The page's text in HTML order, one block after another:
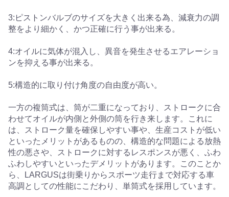
3:ピストンバルブのサイズを大きく出来る為、減衰力の調
整をより細かく、かつ正確に行う事が出来る。
4:オイルに気体が混入し、異音を発生させるエアレーショ
ンを抑える事が出来る。
5:構造的に取り付け角度の自由度が高い。
一方の複筒式は、筒が二重になっており、ストロークに合
わせてオイルが内側と外側の筒を行き来します。これに
は、ストローク量を確保しやすい事や、生産コストが低い
といったメリットがあるものの、構造的な問題による放熱
性の悪さや、ストロークに対するレスポンスが悪く、ふわ
ふわしやすいといったデメリットがあります。このことか
ら、LARGUSは街乗りからスポーツ走行まで対応する車
高調としての性能にこだわり、単筒式を採用しています。